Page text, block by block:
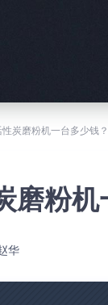
炭磨粉机一台多少钱
磨粉
华